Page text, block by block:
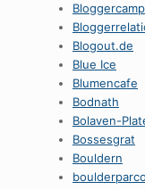
Bloggercamp
Blogout.de
Blue Ice
Blumencafe
Bodnath
Bolaven-
Bossesgrat
Bouldern